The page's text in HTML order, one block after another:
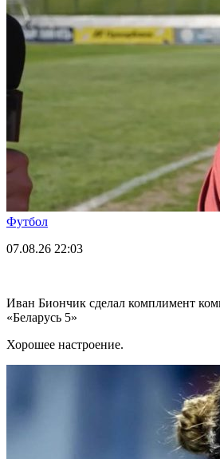
Футбол
07.08.26 22:03
Иван Биончик сделал комплимент
«Беларусь 5»
Хорошее настроение.